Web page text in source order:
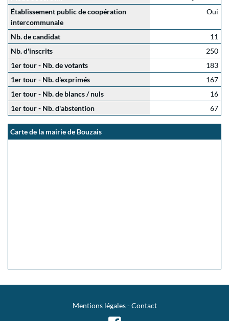
Établissement public de coopération
intercommunale
Oui
Nb. de candidat
11
Nb. d'inscrits
250
1er tour - Nb. de votants
183
1er tour - Nb. d'exprimés
167
1er tour - Nb. de blancs / nuls
16
1er tour - Nb. d'abstention
67
Carte de la mairie de Bouzais
Mentions légales-Contact